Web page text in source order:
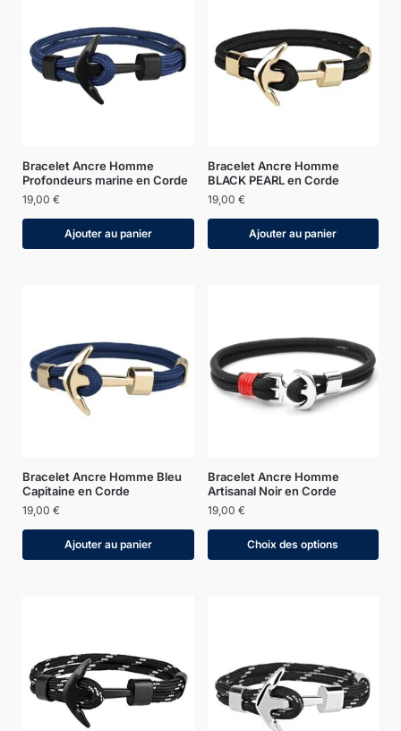
Bracelet Ancre Homme
Profondeurs marine en Corde
19,00 €
Ajouter au panier
Bracelet Ancre Homme
BLACK PEARL en Corde
19,00 €
Ajouter au panier
Bracelet Ancre Homme Bleu
Capitaine en Corde
19,00 €
Ajouter au panier
Bracelet Ancre Homme
Artisanal Noir en Corde
19,00 €
Choix des options